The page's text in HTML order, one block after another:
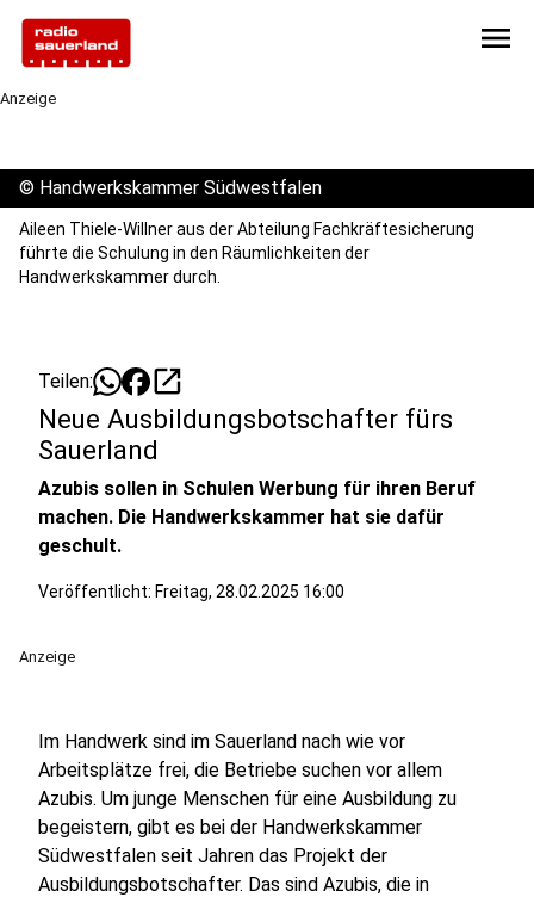
menu
Anzeige
© Handwerkskammer Südwestfalen
Aileen Thiele-Willner aus der Abteilung Fachkräftesicherung
führte die Schulung in den Räumlichkeiten der
Handwerkskammer durch.
Teilen: open_in_new
Neue Ausbildungsbotschafter fürs
Sauerland
Azubis sollen in Schulen Werbung für ihren Beruf
machen. Die Handwerkskammer hat sie dafür
geschult.
Veröffentlicht: Freitag, 28.02.2025 16:00
Anzeige
Im Handwerk sind im Sauerland nach wie vor
Arbeitsplätze frei, die Betriebe suchen vor allem
Azubis. Um junge Menschen für eine Ausbildung zu
begeistern, gibt es bei der Handwerkskammer
Südwestfalen seit Jahren das Projekt der
Ausbildungsbotschafter. Das sind Azubis, die in